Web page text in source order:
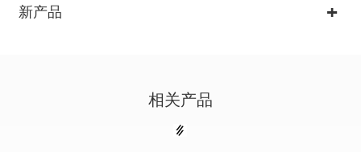
新产品
相关产品